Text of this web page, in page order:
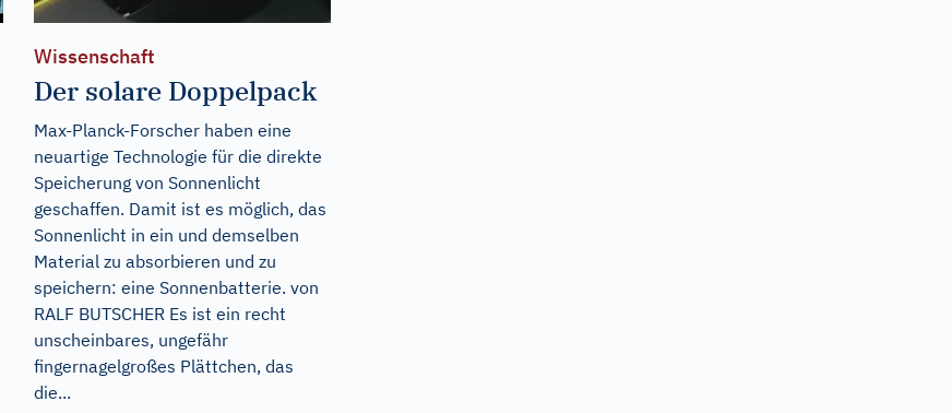
Wissenschaft
Der solare Doppelpack
Max-Planck-Forscher haben eine
neuartige Technologie für die direkte
Speicherung von Sonnenlicht
geschaffen. Damit ist es möglich, das
Sonnenlicht in ein und demselben
Material zu absorbieren und zu
speichern: eine Sonnenbatterie. von
RALF BUTSCHER Es ist ein recht
unscheinbares, ungefähr
fingernagelgroßes Plättchen, das
die...